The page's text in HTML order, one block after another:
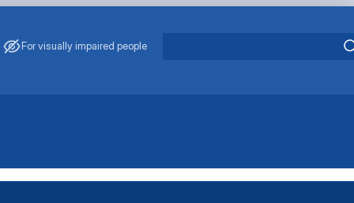
For visually impaired people